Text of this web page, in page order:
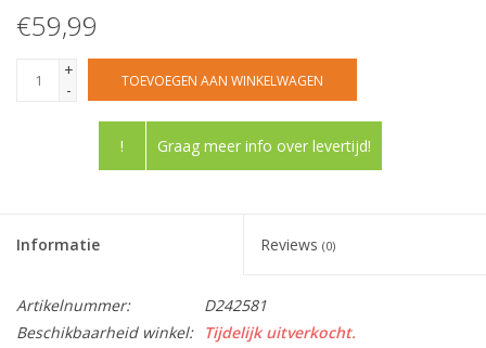
€59,99
+
-
TOEVOEGEN AAN WINKELWAGEN
! Graag meer info over levertijd!
Informatie Reviews (0)
Artikelnummer:
D242581
Beschikbaarheid winkel:
Tijdelijk uitverkocht.